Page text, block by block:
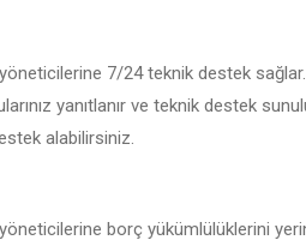
7/24 teknik destek
yanıtlanır ve teknik destek
alabilirsiniz.
borç yükümlülüklerini